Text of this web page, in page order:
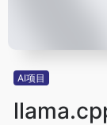
AI项目